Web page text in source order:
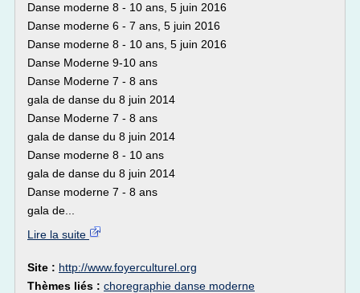
Danse moderne 8 - 10 ans, 5 juin 2016
Danse moderne 6 - 7 ans, 5 juin 2016
Danse moderne 8 - 10 ans, 5 juin 2016
Danse Moderne 9-10 ans
Danse Moderne 7 - 8 ans
gala de danse du 8 juin 2014
Danse Moderne 7 - 8 ans
gala de danse du 8 juin 2014
Danse moderne 8 - 10 ans
gala de danse du 8 juin 2014
Danse moderne 7 - 8 ans
gala de...
Lire la suite
Site : http://www.foyerculturel.org
Thèmes liés : choregraphie danse moderne